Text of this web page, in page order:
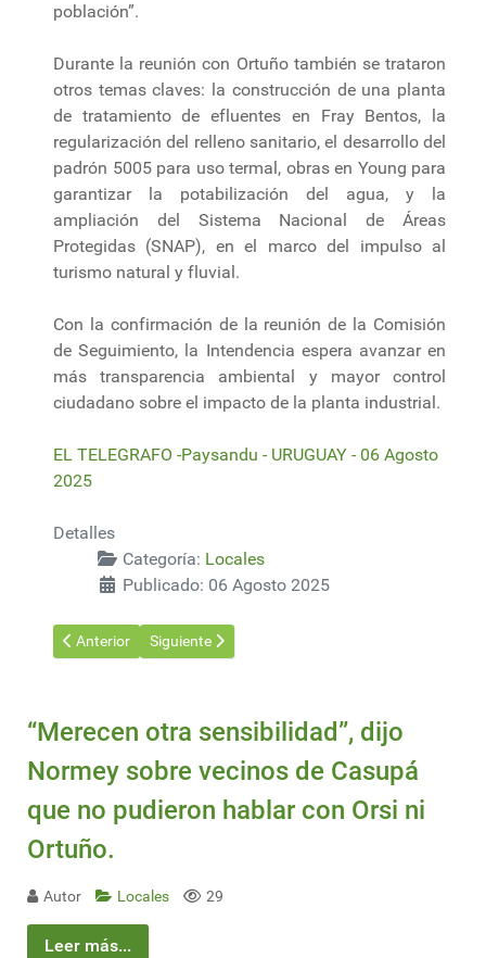
población”.
Durante la reunión con Ortuño también se trataron
otros temas claves: la construcción de una planta
de tratamiento de efluentes en Fray Bentos, la
regularización del relleno sanitario, el desarrollo del
padrón 5005 para uso termal, obras en Young para
garantizar la potabilización del agua, y la
ampliación del Sistema Nacional de Áreas
Protegidas (SNAP), en el marco del impulso al
turismo natural y fluvial.
Con la confirmación de la reunión de la Comisión
de Seguimiento, la Intendencia espera avanzar en
más transparencia ambiental y mayor control
ciudadano sobre el impacto de la planta industrial.
EL TELEGRAFO -Paysandu - URUGUAY - 06 Agosto
2025
Detalles
Categoría: Locales
Publicado: 06 Agosto 2025
Artículo anterior: MIEM asegura que gobierno pasado
Anterior Artículo siguiente: Economía sigue creciendo,
Siguiente
“Merecen otra sensibilidad”, dijo
Normey sobre vecinos de Casupá
que no pudieron hablar con Orsi ni
Ortuño.
Autor Locales 29
Leer más...